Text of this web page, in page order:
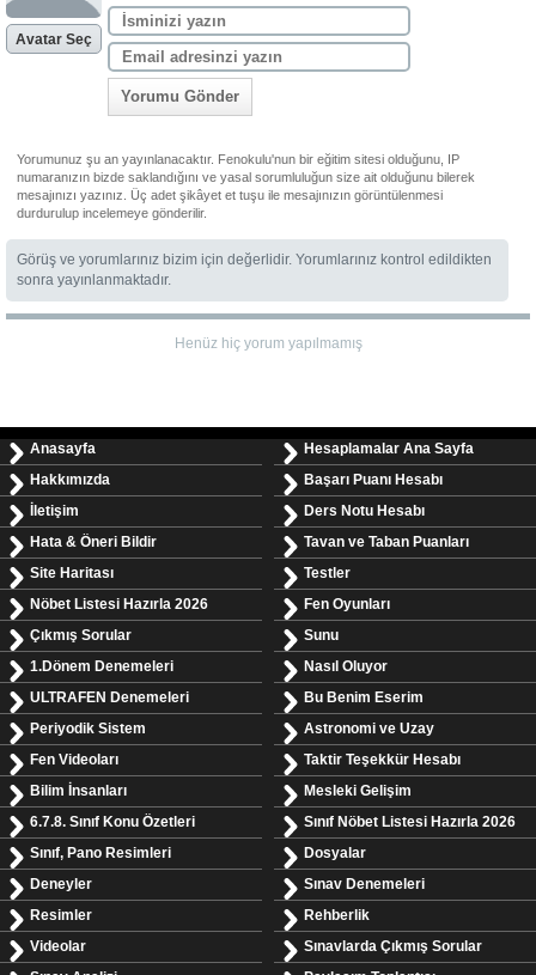
Avatar Seç
Yorumu Gönder
Yorumunuz şu an yayınlanacaktır. Fenokulu'nun bir eğitim sitesi olduğunu, IP
numaranızın bizde saklandığını ve yasal sorumluluğun size ait olduğunu bilerek
mesajınızı yazınız. Üç adet şikâyet et tuşu ile mesajınızın görüntülenmesi
durdurulup incelemeye gönderilir.
Görüş ve yorumlarınız bizim için değerlidir. Yorumlarınız kontrol edildikten
sonra yayınlanmaktadır.
Henüz hiç yorum yapılmamış
Anasayfa
Hakkımızda
İletişim
Hata & Öneri Bildir
Site Haritası
Nöbet Listesi Hazırla 2026
Çıkmış Sorular
1.Dönem Denemeleri
ULTRAFEN Denemeleri
Periyodik Sistem
Fen Videoları
Bilim İnsanları
6.7.8. Sınıf Konu Özetleri
Sınıf, Pano Resimleri
Deneyler
Resimler
Videolar
Hesaplamalar Ana Sayfa
Başarı Puanı Hesabı
Ders Notu Hesabı
Tavan ve Taban Puanları
Testler
Fen Oyunları
Sunu
Nasıl Oluyor
Bu Benim Eserim
Astronomi ve Uzay
Taktir Teşekkür Hesabı
Mesleki Gelişim
Sınıf Nöbet Listesi Hazırla 2026
Dosyalar
Sınav Denemeleri
Rehberlik
Sınavlarda Çıkmış Sorular